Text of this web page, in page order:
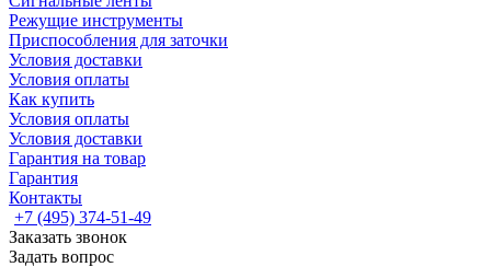
Режущие инструменты
Приспособления для заточки
Условия доставки
Условия оплаты
Как купить
Условия оплаты
Условия доставки
Гарантия на товар
Гарантия
Контакты
+7 (495) 374-51-49
Заказать звонок
Задать вопрос